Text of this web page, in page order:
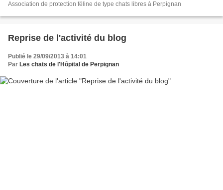
Association de protection féline de type chats libres à Perpignan
Reprise de l'activité du blog
Publié le 29/09/2013 à 14:01
Par Les chats de l'Hôpital de Perpignan